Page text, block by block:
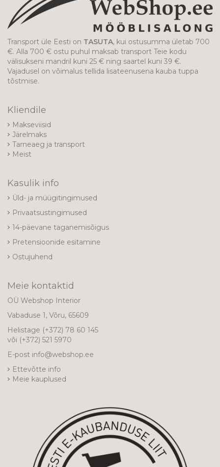
Transport üle Eesti on TASUTA, kui ostusumma ületab 700
€. Alla 700 € ostu puhul maksab transport Teie kodu
välisukseni mandril kuni 25 € ning saartel kuni 39 €.
Vajadusel on võimalus tellida lisateenusena kauba tuppa
tõstmise.
Kliendile
Makseviisid
Järelmaks
Tarneaeg ja transport
Meist
Kasulik info
Üld- ja müügitingimused
Privaatsustingimused
14-päevane taganemisõigus
Pretensioonide esitamine
Ostujuhend
Meie kontaktid
OÜ Webshop Interior
Vabaduse 1, Võru, 65609
Helistage (+372) 78 60 145
või (+372) 521 5970
E-post info@webshop.ee
Ettevõtte info
Meie kauplused